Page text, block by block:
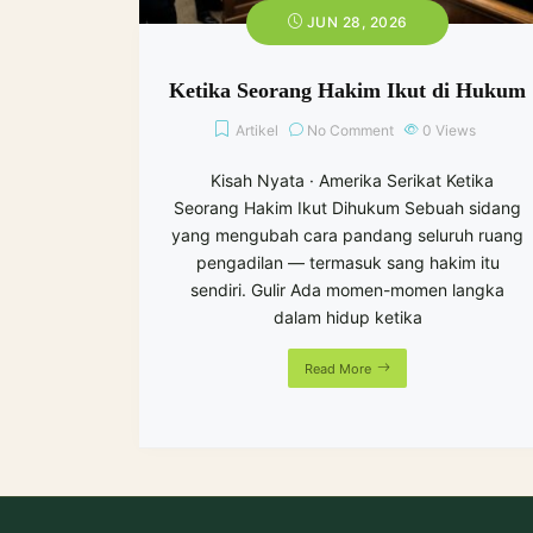
JUN 28, 2026
Ketika Seorang Hakim Ikut di Hukum
Artikel No Comment 0 Views
Kisah Nyata · Amerika Serikat Ketika
Seorang Hakim Ikut Dihukum Sebuah sidang
yang mengubah cara pandang seluruh ruang
pengadilan — termasuk sang hakim itu
sendiri. Gulir Ada momen-momen langka
dalam hidup ketika
Read More